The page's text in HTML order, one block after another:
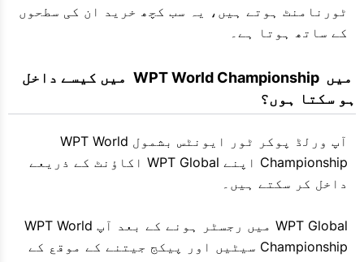
ٹورنامنٹ ہوتے ہیں، یہ سب کچھ خرید ان کی سطحوں
کے ساتھ ہوتا ہے۔
ہو سکتا ہوں؟
آپ ورلڈ پوکر ٹور ایونٹس بشمول WPT World
Championship اپنے WPT Global اکاؤنٹ کے ذریعے
داخل کر سکتے ہیں۔
WPT Global میں رجسٹر ہونے کے بعد آپ WPT World
Championship سیٹیں اور پیکج جیتنے کے موقع کے